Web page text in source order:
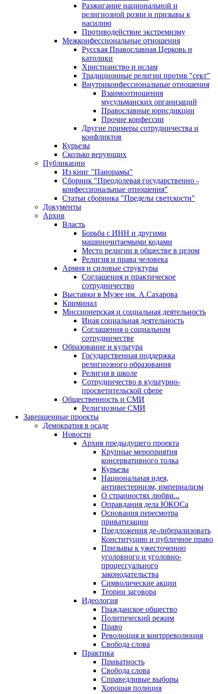
Разжигание национальной и
религиозной розни и призывы к
насилию
Противодействие экстремизму
Межконфессиональные отношения
Русская Православная Церковь и
католики
Христианство и ислам
Традиционные религии против "сект"
Внутриконфессиональные отношения
Взаимоотношения
мусульманских организаций
Православные юрисдикции
Прочие конфессии
Другие примеры сотрудничества и
конфликтов
Курьезы
Сколько верующих
Публикации
Из книг "Панорамы"
Сборник "Преодолевая государственно -
конфессиональные отношения"
Статьи сборника "Пределы светскости"
Документы
Архив
Власть
Борьба с ИНН и другими
машиночитаемыми кодами
Место религии в обществе в целом
Религия и права человека
Армия и силовые структуры
Соглашения и практическое
сотрудничество
Выставки в Музее им. А.Сахарова
Криминал
Миссионерская и социальная деятельность
Иная социальная деятельность
Соглашения о социальном
сотрудничестве
Образование и культура
Государственная поддержка
религиозного образования
Религия в школе
Сотрудничество в культурно-
просветительской сфере
Общественность и СМИ
Религиозные СМИ
Завершенные проекты
Демократия в осаде
Новости
Архив предыдущего проекта
Крупные мероприятия
консервативного толка
Курьезы
Национальная идея,
антивестернизм, империализм
О странностях любви...
Оправдания дела ЮКОСа
Основания пересмотра
приватизации
Предложения де-либерализовать
Конституцию и публичное право
Призывы к ужесточению
уголовного и уголовно-
процессуального
законодательства
Символические акции
Теории заговора
Идеология
Гражданское общество
Политический режим
Право
Революция и контрреволюция
Свобода слова
Практика
Приватность
Свобода слова
Справедливые выборы
Хорошая полиция